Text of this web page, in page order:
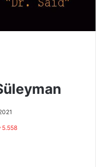
5.558